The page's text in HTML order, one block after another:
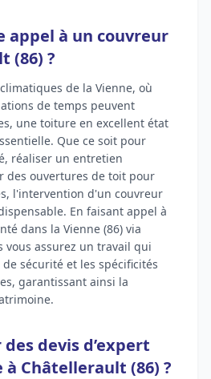
appel à un couvreur
(86) ?
de la Vienne, où
de temps peuvent
une toiture en excellent état
Que ce soit pour
réaliser un entretien
des ouvertures de toit pour
l'intervention d'un couvreur
En faisant appel à
dans la Vienne (86) via
vous assurez un travail qui
sécurité et les spécificités
garantissant ainsi la
devis d’expert
Châtellerault (86) ?